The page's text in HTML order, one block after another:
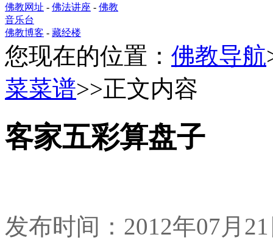
佛教网址 - 佛法讲座 - 佛教
音乐台
佛教博客 - 藏经楼
您现在的位置： 佛教导航
菜菜谱>>正文内容
客家五彩算盘子
发布时间：2012年07月